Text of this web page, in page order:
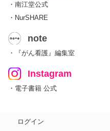
・南江堂公式
・NurSHARE
note
・『がん看護』編集室
Instagram
・電子書籍 公式
ログイン